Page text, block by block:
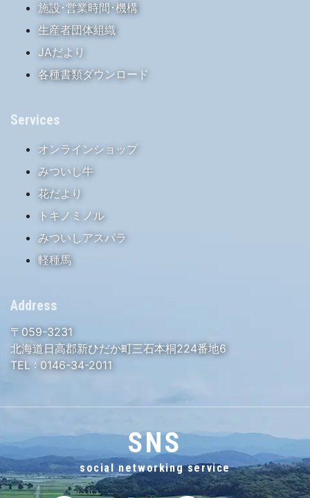
施設･営業時間･機構
生産者団体組織
JAだより
各種書類ダウンロード
Services
オンラインショップ
みついし牛
花だより
トキノミノル
みついしアスパラ
軽種馬
Address
〒059-3231
北海道日高郡新ひだか町三石本桐224番地6
TEL : 0146-34-2011
SNS
social networking service